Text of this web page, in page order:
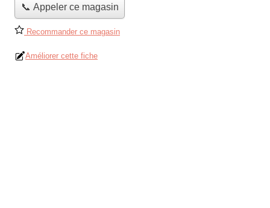
📞 Appeler ce magasin
Recommander ce magasin
Améliorer cette fiche